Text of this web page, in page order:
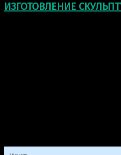
ИЗГОТОВЛЕНИЕ